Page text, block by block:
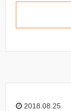
2018.08.25